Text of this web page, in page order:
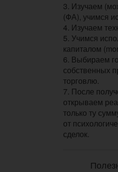
3. Изучаем
(ФА), учимся
4. Изучаем
5. Учимся
капиталом
6. Выбираем
собственных
торговлю.
7. После
открываем
только ту
от
сделок.